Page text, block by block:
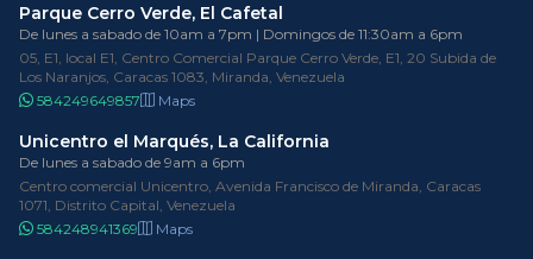
Parque Cerro Verde, El Cafetal
De lunes a sabado de 10am a 7pm | Domingos de 11:30am a 6pm
05, E1, local E1, Centro Comercial Parque Cerro Verde, E1, 20 Subida de
Los Naranjos, Caracas 1083, Miranda, Venezuela
584249649857
Maps
Unicentro el Marqués, La California
De lunes a sabado de 9am a 6pm
Centro comercial Unicentro, Avenida Francisco de Miranda, Caracas
1071, Distrito Capital, Venezuela
584248941369
Maps